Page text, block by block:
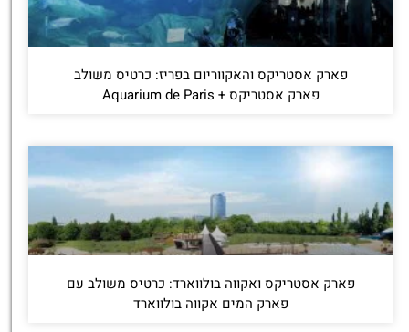
פארק אסטריקס והאקווריום בפריז: כרטיס משולב
פארק אסטריקס + Aquarium de Paris
פארק אסטריקס ואקווה בולווארד: כרטיס משולב עם
פארק המים אקווה בולווארד